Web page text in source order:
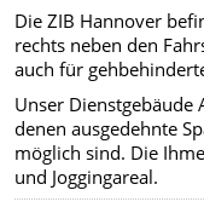
Die ZIB Hannover
rechts neben den
auch für
Unser Dienstgebäude
denen ausgedehnte
möglich sind. Die
und Joggingareal.